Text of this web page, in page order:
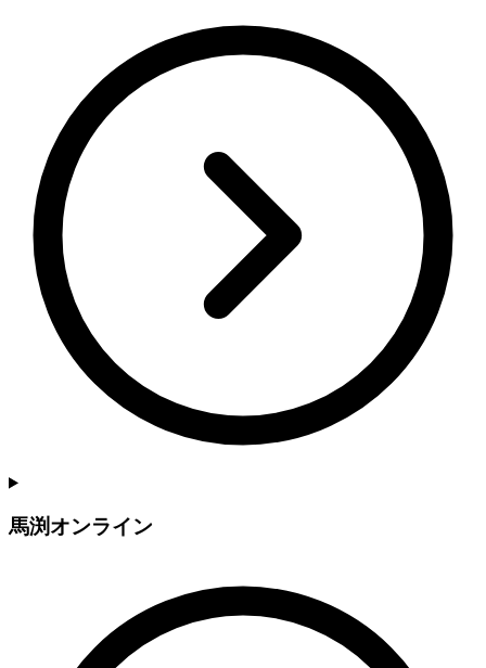
馬渕オンライン